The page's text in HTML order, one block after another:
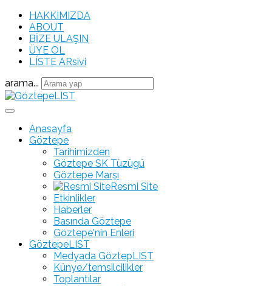
HAKKIMIZDA
ABOUT
BİZE ULAŞIN
ÜYE OL
LÍSTE ARsivi
arama...
Anasayfa
Göztepe
Tarihimizden
Göztepe SK Tüzügü
Göztepe Marşı
Resmi Site
Etkinlikler
Haberler
Basında Göztepe
Göztepe'nin Enleri
GöztepeLIST
Medyada GöztepLIST
Künye/temsilcilikler
Toplantılar